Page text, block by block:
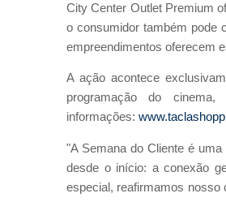
City Center Outlet Premium
o consumidor também pode
empreendimentos oferecem
A ação acontece
programação do
informações:
"A Semana do Cliente é
desde o início: a conexão
especial, reafirmamos nosso